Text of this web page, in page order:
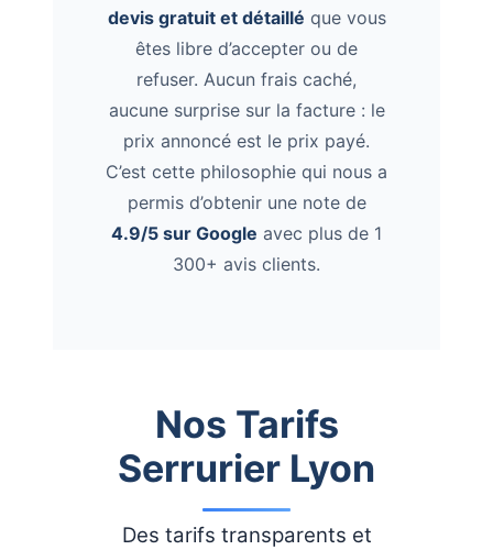
devis gratuit et détaillé que vous
êtes libre d’accepter ou de
refuser. Aucun frais caché,
aucune surprise sur la facture : le
prix annoncé est le prix payé.
C’est cette philosophie qui nous a
permis d’obtenir une note de
4.9/5 sur Google avec plus de 1
300+ avis clients.
Nos Tarifs
Serrurier Lyon
Des tarifs transparents et